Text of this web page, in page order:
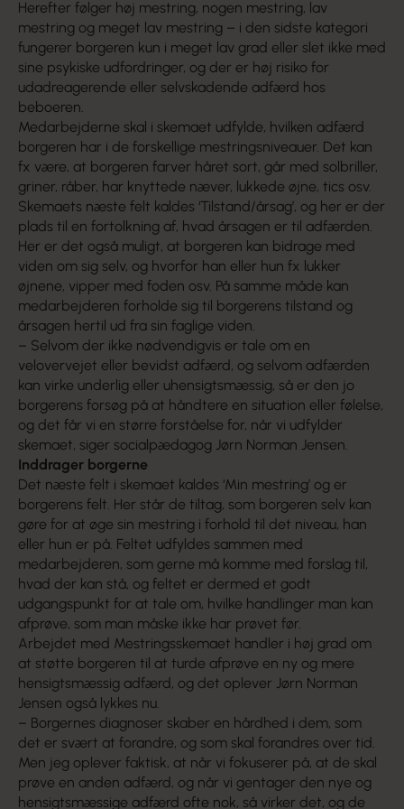
Herefter følger høj mestring, nogen mestring, lav
mestring og meget lav mestring – i den sidste kategori
fungerer borgeren kun i meget lav grad eller slet ikke med
sine psykiske udfordringer, og der er høj risiko for
udadreagerende eller selvskadende adfærd hos
beboeren.
Medarbejderne skal i skemaet udfylde, hvilken adfærd
borgeren har i de forskellige mestringsniveauer. Det kan
fx være, at borgeren farver håret sort, går med solbriller,
griner, råber, har knyttede næver, lukkede øjne, tics osv.
Skemaets næste felt kaldes ‘Tilstand/årsag’, og her er der
plads til en fortolkning af, hvad årsagen er til adfærden.
Her er det også muligt, at borgeren kan bidrage med
viden om sig selv, og hvorfor han eller hun fx lukker
øjnene, vipper med foden osv. På samme måde kan
medarbejderen forholde sig til borgerens tilstand og
årsagen hertil ud fra sin faglige viden.
– Selvom der ikke nødvendigvis er tale om en
velovervejet eller bevidst adfærd, og selvom adfærden
kan virke underlig eller uhensigtsmæssig, så er den jo
borgerens forsøg på at håndtere en situation eller følelse,
og det får vi en større forståelse for, når vi udfylder
skemaet, siger socialpædagog Jørn Norman Jensen.
Inddrager borgerne
Det næste felt i skemaet kaldes ‘Min mestring’ og er
borgerens felt. Her står de tiltag, som borgeren selv kan
gøre for at øge sin mestring i forhold til det niveau, han
eller hun er på. Feltet udfyldes sammen med
medarbejderen, som gerne må komme med forslag til,
hvad der kan stå, og feltet er dermed et godt
udgangspunkt for at tale om, hvilke handlinger man kan
afprøve, som man måske ikke har prøvet før.
Arbejdet med Mestringsskemaet handler i høj grad om
at støtte borgeren til at turde afprøve en ny og mere
hensigtsmæssig adfærd, og det oplever Jørn Norman
Jensen også lykkes nu.
– Borgernes diagnoser skaber en hårdhed i dem, som
det er svært at forandre, og som skal forandres over tid.
Men jeg oplever faktisk, at når vi fokuserer på, at de skal
prøve en anden adfærd, og når vi gentager den nye og
hensigtsmæssige adfærd ofte nok, så virker det, og de